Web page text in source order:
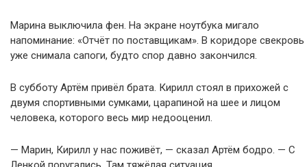
Марина выключила фен. На экране ноутбука мигало
напоминание: «Отчёт по поставщикам». В коридоре свекровь
уже снимала сапоги, будто спор давно закончился.
В субботу Артём привёл брата. Кирилл стоял в прихожей с
двумя спортивными сумками, царапиной на шее и лицом
человека, которого весь мир недооценил.
— Марин, Кирилл у нас поживёт, — сказал Артём бодро. — С